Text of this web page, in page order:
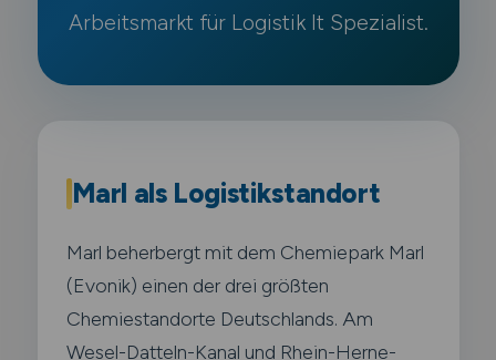
Arbeitsmarkt für Logistik It Spezialist.
Marl als Logistikstandort
Marl beherbergt mit dem Chemiepark Marl
(Evonik) einen der drei größten
Chemiestandorte Deutschlands. Am
Wesel-Datteln-Kanal und Rhein-Herne-